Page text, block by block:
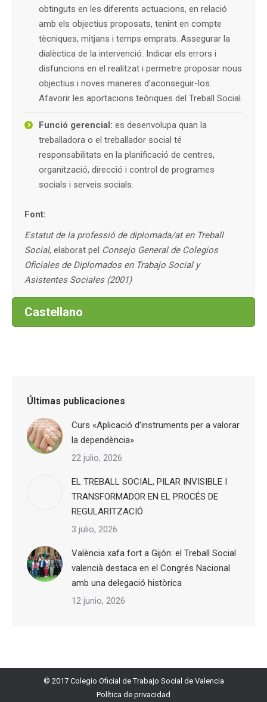
obtinguts en les diferents actuacions, en relació
amb els objectius proposats, tenint en compte
tècniques, mitjans i temps emprats. Assegurar la
dialèctica de la intervenció. Indicar els errors i
disfuncions en el realitzat i permetre proposar nous
objectius i noves maneres d’aconseguir-los.
Afavorir les aportacions teòriques del Treball Social.
Funció gerencial: es desenvolupa quan la
treballadora o el treballador social té
responsabilitats en la planificació de centres,
organització, direcció i control de programes
socials i serveis socials.
Font:
Estatut de la professió de diplomada/at en Treball
Social, elaborat pel Consejo General de Colegios
Oficiales de Diplomados en Trabajo Social y
Asistentes Sociales (2001)
Castellano
Últimas publicaciones
Curs «Aplicació d’instruments per a valorar
la dependència»
22 julio, 2026
EL TREBALL SOCIAL, PILAR INVISIBLE I
TRANSFORMADOR EN EL PROCÉS DE
REGULARITZACIÓ
3 julio, 2026
València xafa fort a Gijón: el Treball Social
valencià destaca en el Congrés Nacional
amb una delegació històrica
12 junio, 2026
© 2017 Colegio Oficial de Trabajo Social de Valencia
Política de privacidad